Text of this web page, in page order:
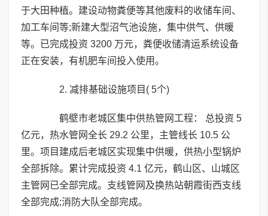
于大田种植。建设动物粪便等其他废料的收储车间、
加工车间等;新建大型沼气池设施，集中供气、供暖
等。已完成投资 3200 万元，粪便收储清运系统设备
正在安装，有机肥车间投入使用。
2. 减排基础设施项目( 5个)
鹤壁市老城区集中供热管网工程： 总投资 5
亿元，热水管网全长 29.2 公里，主管线长 10.5 公
里。项目建成后老城区实现集中供暖，供热小型锅炉
全部拆除。累计完成投资 4.1 亿元，鹤山区、山城区
主管网已全部完成。支线管网及换热站朝霞街西支线
全部完成;消防大队全部完成。